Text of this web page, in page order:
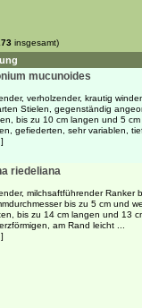
insgesamt)
mucunoides
verholzender, krautig
Stielen, gegenständig
bis zu 10 cm langen und 5 cm
gefiederten, sehr variablen,
]
riedeliana
milchsaftführender Ranker
bis zu 5 cm und
bis zu 14 cm langen und 13
am Rand leicht ...
]